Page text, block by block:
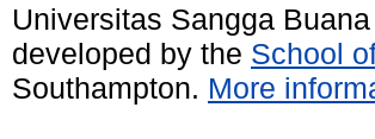
Universitas Sangga
developed by the School
Southampton. More